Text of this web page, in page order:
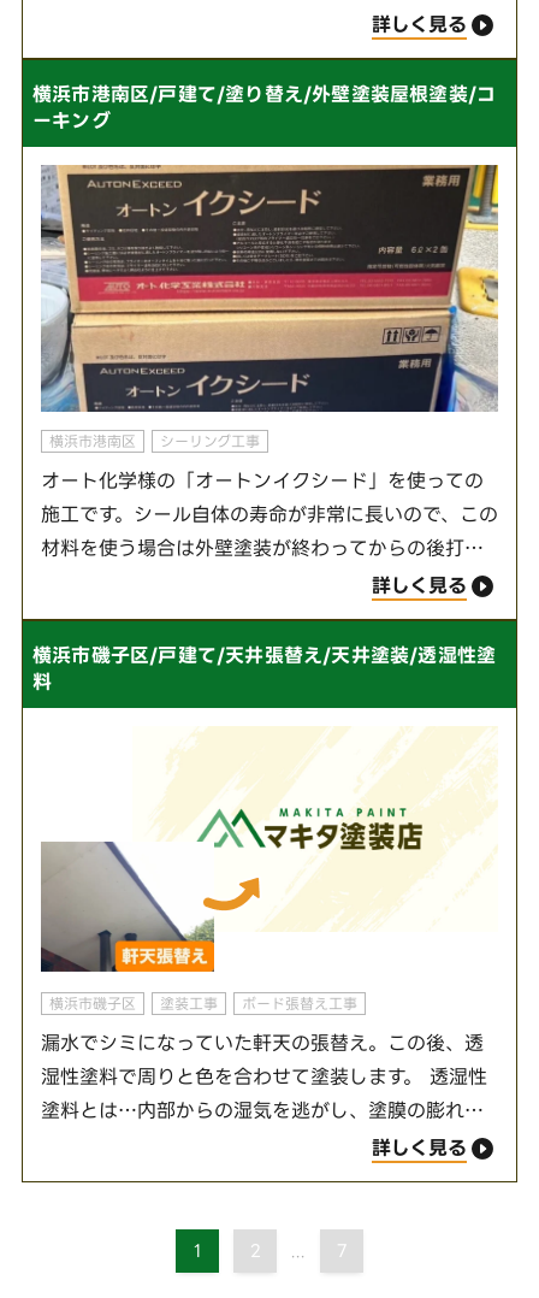
ォーム】⭐︎興株式会社———————————…
詳しく見る
横浜市港南区/戸建て/塗り替え/外壁塗装屋根塗装/コ
ーキング
横浜市港南区 シーリング工事
オート化学様の「オートンイクシード」を使っての
施工です。シール自体の寿命が非常に長いので、この
材料を使う場合は外壁塗装が終わってからの後打ち
が推奨されます！塗料の塗膜よりもコーキングの方
が地震の揺れなどで収縮するため、コーキングを…
詳しく見る
横浜市磯子区/戸建て/天井張替え/天井塗装/透湿性塗
料
横浜市磯子区 塗装工事 ボード張替え工事
漏水でシミになっていた軒天の張替え。この後、透
湿性塗料で周りと色を合わせて塗装します。 透湿性
塗料とは…内部からの湿気を逃がし、塗膜の膨れや
剥離を抑制する効果があります。内部・外部のコン
クリート、モルタル、ボード類の壁面に適し、ヤ
詳しく見る
1 2 7